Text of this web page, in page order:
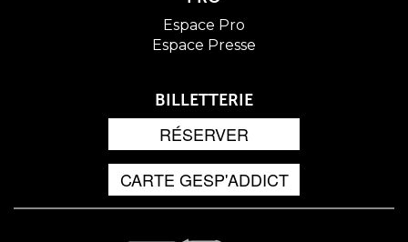
Espace Pro
Espace Presse
BILLETTERIE
RÉSERVER
CARTE GESP'ADDICT